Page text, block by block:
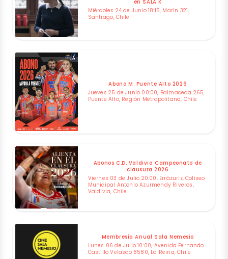
en SALA K
Miércoles 24 de Junio 18:15, Marín 321,
Santiago, Chile
Abono M. Puente Alto 2026
Jueves 25 de Junio 00:00, Balmaceda 265,
Puente Alto, Región Metropolitana, Chile
Abonos C.D. Valdivia Campeonato de
clausura 2026
Viernes 03 de Julio 20:00, Errázuriz, Coliseo
Municipal Antonio Azurmendy Riveros,
Valdivia, Chile
Membresía Anual Sala Nemesio
Lunes 06 de Julio 10:00, Avenida Fernando
Castillo Velasco 8580, La Reina, Chile